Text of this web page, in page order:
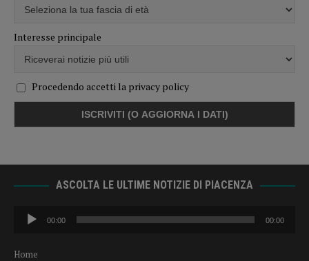
Interesse principale
Procedendo accetti la privacy policy
ASCOLTA LE ULTIME NOTIZIE DI PIACENZA
Audio
Player
00:00 00:00
Home